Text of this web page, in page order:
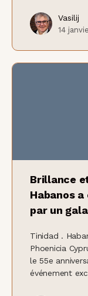
Vasilij
14
Brillance
Habanos
par un
Tinidad .
Phoenicia
le 55e
événement